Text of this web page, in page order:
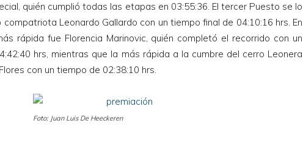
quién cumplió todas las etapas en 03:55:36. El tercer Puesto se lo
compatriota Leonardo Gallardo con un tiempo final de 04:10:16 hrs. En
rápida fue Florencia Marinovic, quién completó el recorrido con un
hrs, mientras que la más rápida a la cumbre del cerro Leonera
con un tiempo de 02:38:10 hrs.
Foto: Juan Luis De Heeckeren